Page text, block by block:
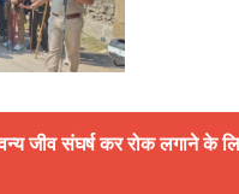
जीव संघर्ष कर रोक लगाने के